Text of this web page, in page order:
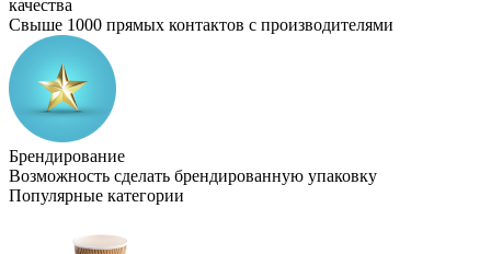
качества
Свыше 1000 прямых контактов с производителями
Брендирование
Возможность сделать брендированную упаковку
Популярные категории